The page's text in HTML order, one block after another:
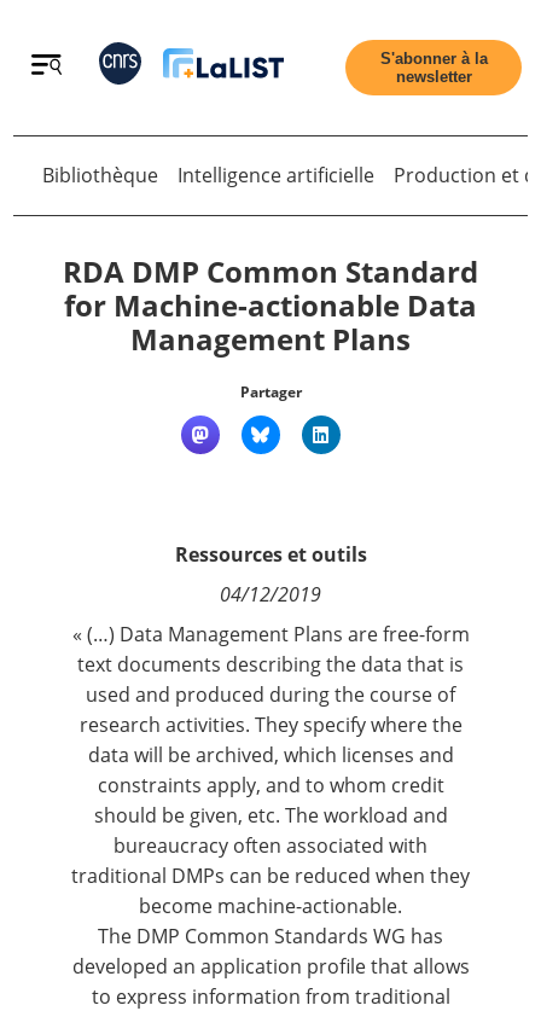
Retour
Nous suivre
S'abonner à la
newsletter
Retour
Bibliothèque Intelligence artificielle Production et
RDA DMP Common Standard
for Machine-actionable Data
Management Plans
Partager
Ressources et outils
04/12/2019
« (…) Data Management Plans are free-form
text documents describing the data that is
used and produced during the course of
research activities. They specify where the
data will be archived, which licenses and
constraints apply, and to whom credit
should be given, etc. The workload and
bureaucracy often associated with
traditional DMPs can be reduced when they
become machine-actionable.
The DMP Common Standards WG has
developed an application profile that allows
to express information from traditional